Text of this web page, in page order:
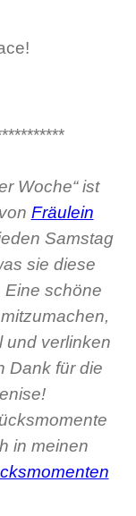
Woche“ ist
Fräulein
Samstag
sie diese
Eine schöne
und verlinken
Dank für die
in meinen